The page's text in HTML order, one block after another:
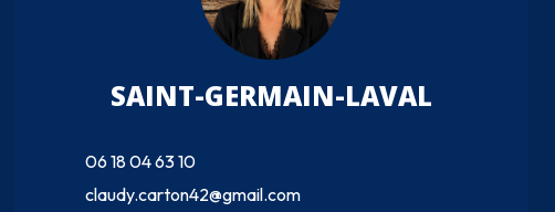
SAINT-GERMAIN-LAVAL
06 18 04 63 10
claudy.carton42@gmail.com